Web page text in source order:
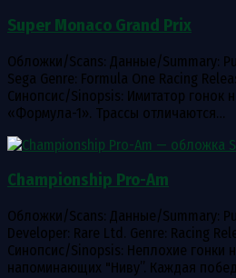
Super Monaco Grand Prix
Обложки/Scans: Данные/Summary:
Sega Genre: Formula One Racing
Синопсис/Sinopsis: Имитатор гонок
«Формула-1». Трассы отличаются…
Championship Pro-Am
Обложки/Scans: Данные/Summary:
Developer: Rare Ltd. Genre: Racing
Синопсис/Sinopsis: Неплохие гонки
напоминающих "Ниву”. Каждая